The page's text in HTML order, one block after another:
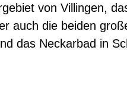
von Villingen,
auch die beiden
das Neckarbad in